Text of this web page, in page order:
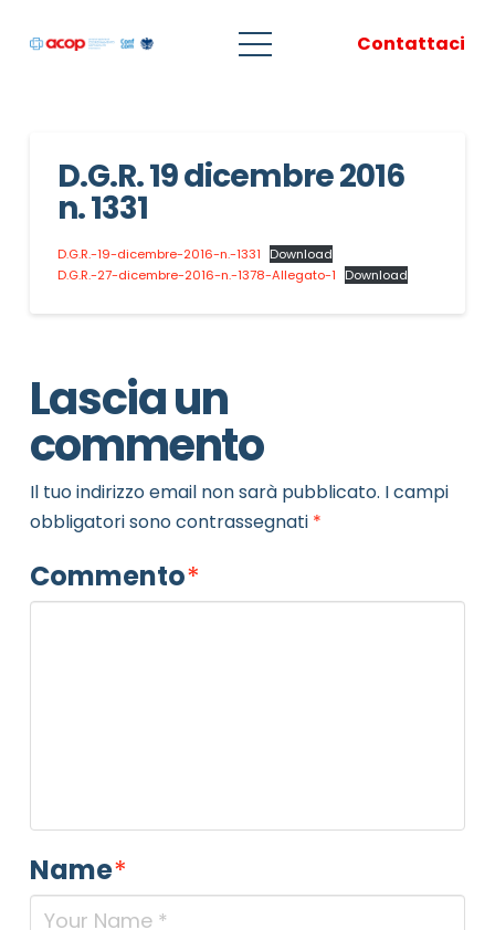
Contattaci
D.G.R. 19 dicembre 2016
n. 1331
D.G.R.-19-dicembre-2016-n.-1331
Download
D.G.R.-27-dicembre-2016-n.-1378-Allegato-1
Download
Lascia un
commento
Il tuo indirizzo email non sarà pubblicato. I campi
obbligatori sono contrassegnati *
Commento*
Name*